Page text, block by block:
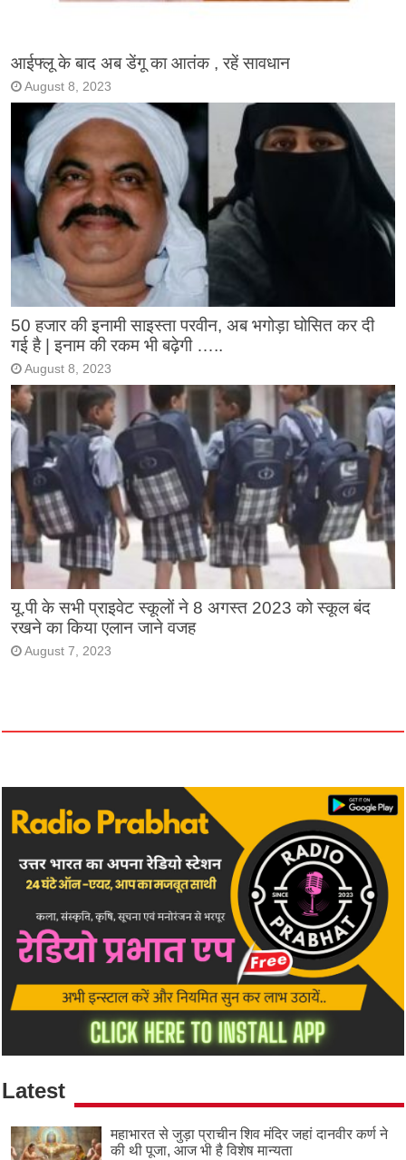
आईफ्लू के बाद अब डेंगू का आतंक , रहें सावधान
August 8, 2023
50 हजार की इनामी साइस्ता परवीन, अब भगोड़ा घोसित कर दी
गई है | इनाम की रकम भी बढ़ेगी …..
August 8, 2023
यू.पी के सभी प्राइवेट स्कूलों ने 8 अगस्त 2023 को स्कूल बंद
रखने का किया एलान जाने वजह
August 7, 2023
Latest
महाभारत से जुड़ा प्राचीन शिव मंदिर जहां दानवीर कर्ण ने
की थी पूजा, आज भी है विशेष मान्यता